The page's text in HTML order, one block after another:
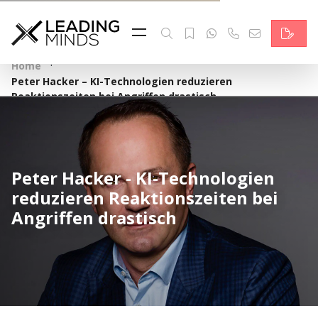
Feed & News
Reading Minds
Themen
Services
Wer wir sind
Kontakt
English
Home ·
Peter Hacker – KI-Technologien reduzieren
Reaktionszeiten bei Angriffen drastisch
Peter Hacker - KI-Technologien
reduzieren Reaktionszeiten bei
Angriffen drastisch